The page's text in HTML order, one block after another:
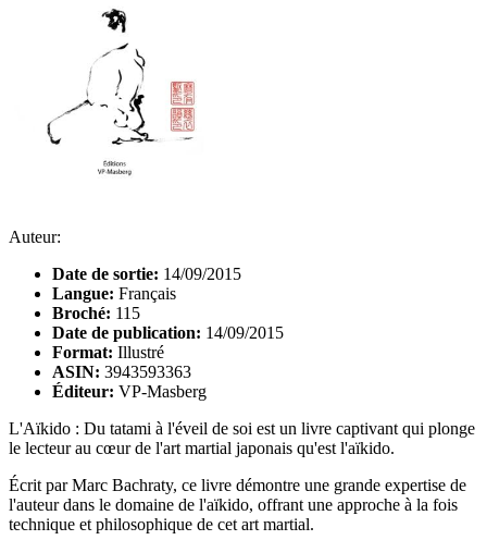
Auteur:
Date de sortie: 14/09/2015
Langue: Français
Broché: 115
Date de publication: 14/09/2015
Format: Illustré
ASIN: 3943593363
Éditeur: VP-Masberg
L'Aïkido : Du tatami à l'éveil de soi est un livre captivant qui plonge
le lecteur au cœur de l'art martial japonais qu'est l'aïkido.
Écrit par Marc Bachraty, ce livre démontre une grande expertise de
l'auteur dans le domaine de l'aïkido, offrant une approche à la fois
technique et philosophique de cet art martial.